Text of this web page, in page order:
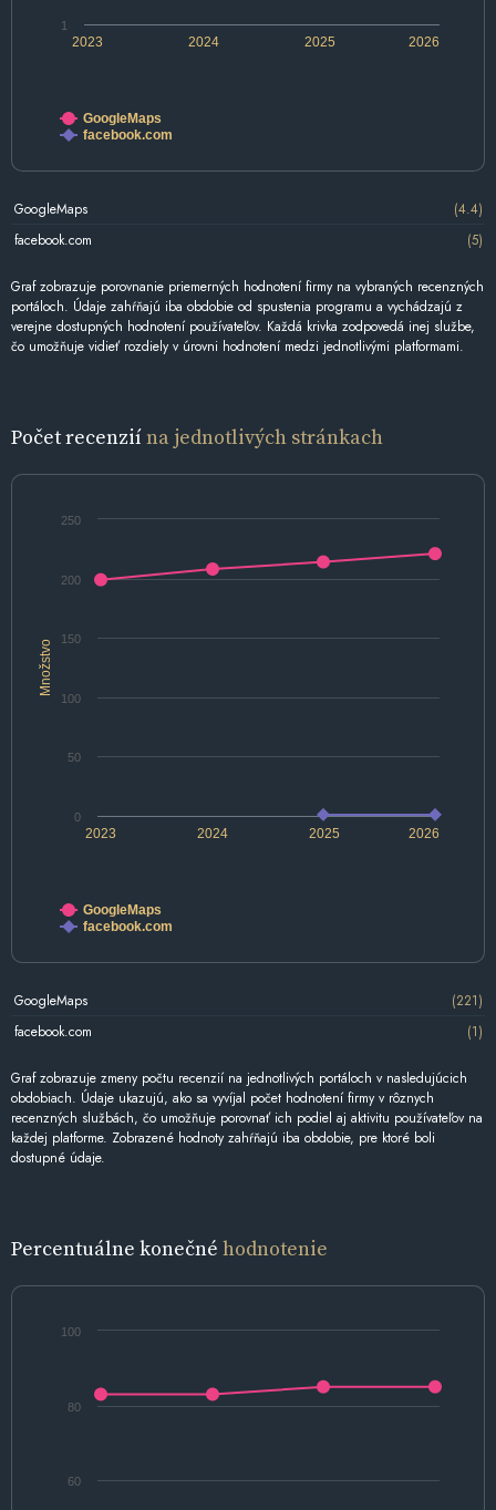
2024 2026
2023 2025
1
GoogleMaps
facebook.com
GoogleMaps
(4.4)
facebook.com
(5)
Graf zobrazuje porovnanie priemerných hodnotení firmy na vybraných recenzných
portáloch. Údaje zahŕňajú iba obdobie od spustenia programu a vychádzajú z
verejne dostupných hodnotení používateľov. Každá krivka zodpovedá inej službe,
čo umožňuje vidieť rozdiely v úrovni hodnotení medzi jednotlivými platformami.
Počet recenziína jednotlivých stránkach
Množstvo
2024 2026
2023 2025
0
50
100
150
200
250
GoogleMaps
facebook.com
GoogleMaps
(221)
facebook.com
(1)
Graf zobrazuje zmeny počtu recenzií na jednotlivých portáloch v nasledujúcich
obdobiach. Údaje ukazujú, ako sa vyvíjal počet hodnotení firmy v rôznych
recenzných službách, čo umožňuje porovnať ich podiel aj aktivitu používateľov na
každej platforme. Zobrazené hodnoty zahŕňajú iba obdobie, pre ktoré boli
dostupné údaje.
Percentuálne konečné hodnotenie
60
80
100